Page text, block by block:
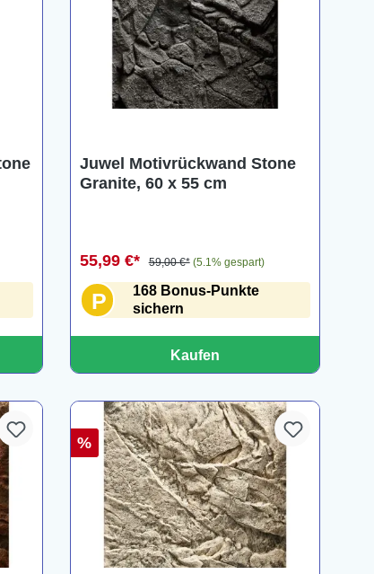
Juwel Motivrückwand Stone
Granite, 60 x 55 cm
55,99 €* 59,00 €* (5.1% gespart)
P
168 Bonus-Punkte
sichern
Kaufen
%